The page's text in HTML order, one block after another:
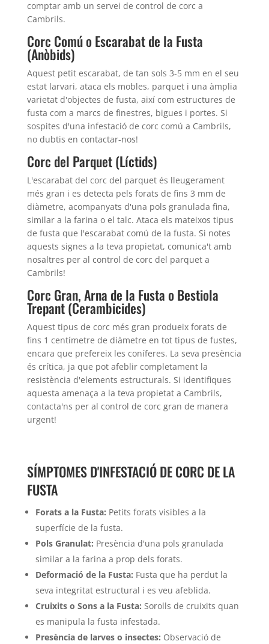
comptar amb un servei de control de corc a
Cambrils.
Corc Comú o Escarabat de la Fusta
(Anòbids)
Aquest petit escarabat, de tan sols 3-5 mm en el seu
estat larvari, ataca els mobles, parquet i una àmplia
varietat d'objectes de fusta, així com estructures de
fusta com a marcs de finestres, bigues i portes. Si
sospites d'una infestació de corc comú a Cambrils,
no dubtis en contactar-nos!
Corc del Parquet (Líctids)
L'escarabat del corc del parquet és lleugerament
més gran i es detecta pels forats de fins 3 mm de
diàmetre, acompanyats d'una pols granulada fina,
similar a la farina o el talc. Ataca els mateixos tipus
de fusta que l'escarabat comú de la fusta. Si notes
aquests signes a la teva propietat, comunica't amb
nosaltres per al control de corc del parquet a
Cambrils!
Corc Gran, Arna de la Fusta o Bestiola
Trepant (Cerambicides)
Aquest tipus de corc més gran produeix forats de
fins 1 centímetre de diàmetre en tot tipus de fustes,
encara que prefereix les coníferes. La seva presència
és crítica, ja que pot afeblir completament la
resistència d'elements estructurals. Si identifiques
aquesta amenaça a la teva propietat a Cambrils,
contacta'ns per al control de corc gran de manera
urgent!
SÍMPTOMES D'INFESTACIÓ DE CORC DE LA
FUSTA
Forats a la Fusta: Petits forats visibles a la
superfície de la fusta.
Pols Granulat: Presència d'una pols granulada
similar a la farina a prop dels forats.
Deformació de la Fusta: Fusta que ha perdut la
seva integritat estructural i es veu afeblida.
Cruixits o Sons a la Fusta: Sorolls de cruixits quan
es manipula la fusta infestada.
Presència de larves o insectes: Observació de